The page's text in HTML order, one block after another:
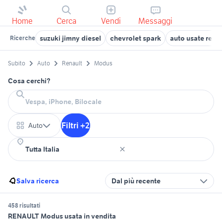
Home Cerca Vendi Messaggi
Ricerche suzuki jimny diesel chevrolet spark auto usate
Subito Auto Renault Modus
Cosa cerchi?
Auto Filtri +2
Salva ricerca Dal più recente
458 risultati
RENAULT Modus usata in vendita